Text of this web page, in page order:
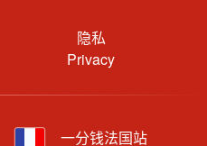
隐私
Privacy
一分钱法国站